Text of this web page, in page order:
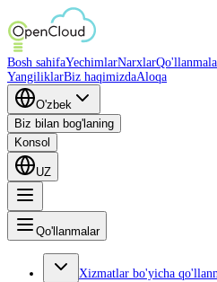
Bosh sahifaYechimlarNarxlar
YangiliklarBiz haqimizdaAloqa
O'zbek
Biz bilan bog'laning
Konsol
UZ
Qo'llanmalar
Xizmatlar bo'yicha